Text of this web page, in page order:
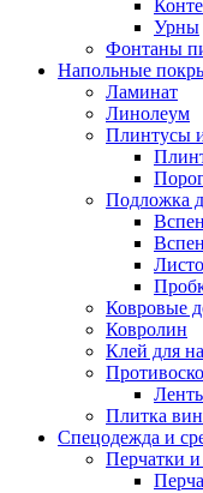
Урны
Фонтаны
Напольные
Ламинат
Линолеум
Плинтусы
Подложка
Ковровые
Ковролин
Клей для
Плитка
Спецодежда и
Перчатки